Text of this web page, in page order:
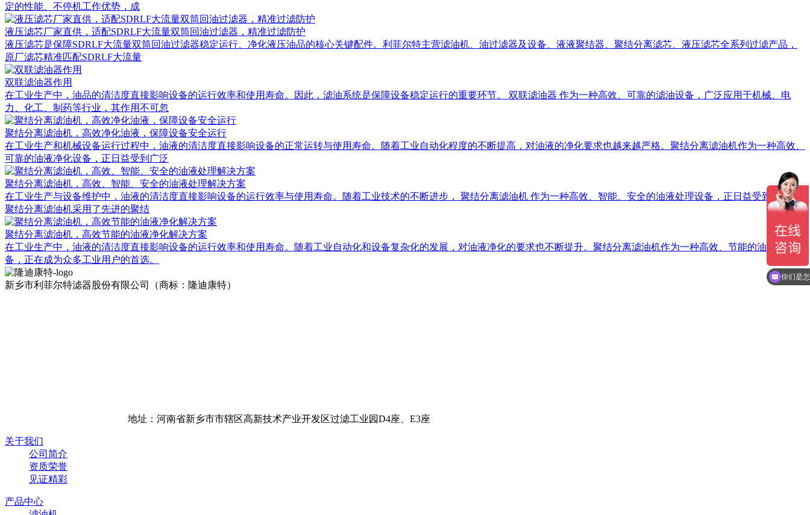
定的性能、不停机工作优势，成
液压滤芯厂家直供，适配SDRLF大流量双筒回油过滤器，精准过滤防护
液压滤芯是保障SDRLF大流量双筒回油过滤器稳定运行、净化液压油品的核心关键配件。利菲尔特主营滤油机、油过滤器及设备、液液聚结器、聚结分离滤芯、液压滤芯全系列过滤产品，
原厂滤芯精准匹配SDRLF大流量
双联滤油器作用
在工业生产中，油品的清洁度直接影响设备的运行效率和使用寿命。因此，滤油系统是保障设备稳定运行的重要环节。 双联滤油器 作为一种高效、可靠的滤油设备，广泛应用于机械、电
力、化工、制药等行业，其作用不可忽
聚结分离滤油机，高效净化油液，保障设备安全运行
在工业生产和机械设备运行过程中，油液的清洁度直接影响设备的正常运转与使用寿命。随着工业自动化程度的不断提高，对油液的净化要求也越来越严格。聚结分离滤油机作为一种高效、
可靠的油液净化设备，正日益受到广泛
聚结分离滤油机，高效、智能、安全的油液处理解决方案
在工业生产与设备维护中，油液的清洁度直接影响设备的运行效率与使用寿命。随着工业技术的不断进步， 聚结分离滤油机 作为一种高效、智能、安全的油液处理设备，正日益受到关注。
聚结分离滤油机采用了先进的聚结
聚结分离滤油机，高效节能的油液净化解决方案
在工业生产中，油液的清洁度直接影响设备的运行效率和使用寿命。随着工业自动化和设备复杂化的发展，对油液净化的要求也不断提升。聚结分离滤油机作为一种高效、节能的油液净化设
备，正在成为众多工业用户的首选。
新乡市利菲尔特滤器股份有限公司（商标：隆迪康特）
地址：河南省新乡市市辖区高新技术产业开发区过滤工业园D4座、E3座
关于我们
公司简介
资质荣誉
见证精彩
产品中心
你们是